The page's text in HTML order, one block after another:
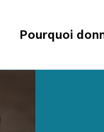
Pourquoi